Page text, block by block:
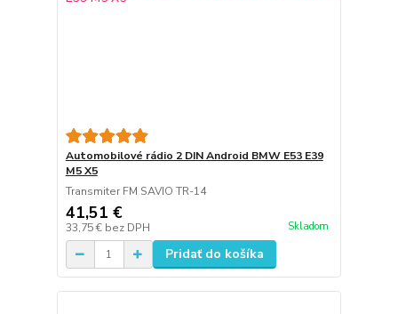
Automobilové rádio 2 DIN Android BMW E53 E39
M5 X5
Transmiter FM SAVIO TR-14
41,51 €
33,75 € bez DPH Skladom
Pridať do košíka